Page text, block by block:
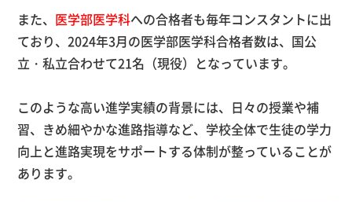
また、 医学部医学科への合格者も毎年コンスタントに出
ており、2024年3月の医学部医学科合格者数は、国公
立・私立合わせて21名（現役）となっています。
このような高い進学実績の背景には、日々の授業や補
習、きめ細やかな進路指導など、学校全体で生徒の学力
向上と進路実現をサポートする体制が整っていることが
あります。